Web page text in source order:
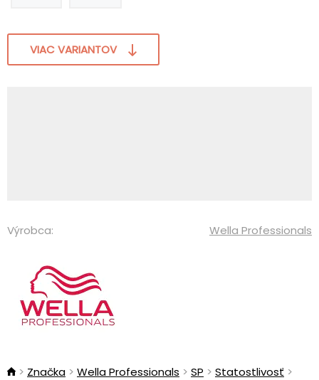
VIAC VARIANTOV
Výrobca: Wella Professionals
Značka Wella Professionals SP
Statostlivosť